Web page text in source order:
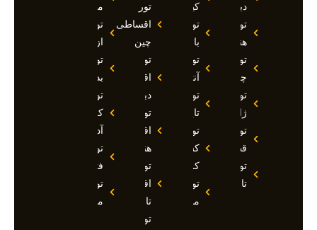
دبی
تور
هند
تور
چین
تور
ژاپن
تور
قطر
تور
تاجیکستان
کیش
تور
بالی
تور
آنتالیا
تور
تایلند
تور
کشتی
کروز
تور
مالدیو
تور
اقساطی
چین
تور
اقساطی
دبی
تور
اقساطی
هند
تور
اقساطی
تاجیکستان
تور
مارماریس
تور
ازمیر
تور
بدروم
تور
کوش
آداسی
تور
فتحیه
تور
مالزی